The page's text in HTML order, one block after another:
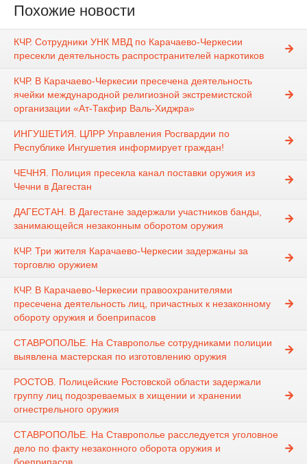
Похожие новости
КЧР. Сотрудники УНК МВД по Карачаево-Черкесии
пресекли деятельность распространителей наркотиков
КЧР. В Карачаево-Черкесии пресечена деятельность
ячейки международной религиозной экстремистской
организации «Ат-Такфир Валь-Хиджра»
ИНГУШЕТИЯ. ЦЛРР Управления Росгвардии по
Республике Ингушетия информирует граждан!
ЧЕЧНЯ. Полиция пресекла канал поставки оружия из
Чечни в Дагестан
ДАГЕСТАН. В Дагестане задержали участников банды,
занимающейся незаконным оборотом оружия
КЧР. Три жителя Карачаево-Черкесии задержаны за
торговлю оружием
КЧР. В Карачаево-Черкесии правоохранителями
пресечена деятельность лиц, причастных к незаконному
обороту оружия и боеприпасов
СТАВРОПОЛЬЕ. На Ставрополье сотрудниками полиции
выявлена мастерская по изготовлению оружия
РОСТОВ. Полицейские Ростовской области задержали
группу лиц подозреваемых в хищении и хранении
огнестрельного оружия
СТАВРОПОЛЬЕ. На Ставрополье расследуется уголовное
дело по факту незаконного оборота оружия и